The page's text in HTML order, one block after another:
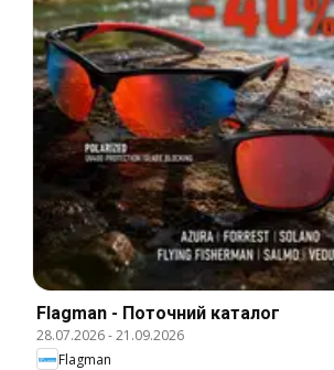
Flagman - Поточний каталог
28.07.2026-21.09.2026
Flagman